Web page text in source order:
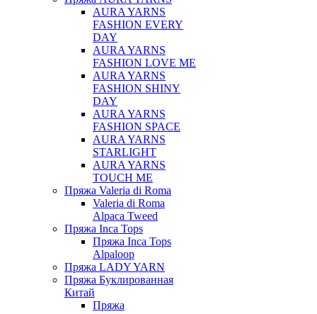
AURA YARNS
FASHION EVERY
DAY
AURA YARNS
FASHION LOVE ME
AURA YARNS
FASHION SHINY
DAY
AURA YARNS
FASHION SPACE
AURA YARNS
STARLIGHT
AURA YARNS
TOUCH ME
Пряжа Valeria di Roma
Valeria di Roma
Alpaca Tweed
Пряжа Inca Tops
Пряжа Inca Tops
Alpaloop
Пряжа LADY YARN
Пряжа Буклированная
Китай
Пряжа